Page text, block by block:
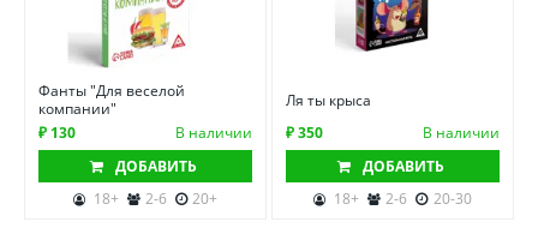
Фанты "Для веселой
компании"
₽ 130
В наличии
ДОБАВИТЬ
18+
2-6 20+
Ля ты крыса
₽ 350
В наличии
ДОБАВИТЬ
18+
2-6 20-30